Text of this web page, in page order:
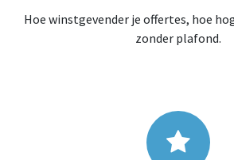
Hoe winstgevender je offertes, hoe
zonder plafond.